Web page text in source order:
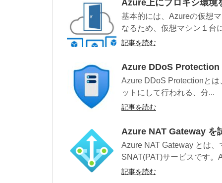
Azure上にプロキシ環境
基本的には、Azureの仮想
なるため、仮想マシン１台
記事を読む
Azure DDoS Protection
Azure DDoS Protectionと
ットにして行われる、分...
記事を読む
Azure NAT Gateway を
Azure NAT Gateway とは
SNAT(PAT)サービスです。
記事を読む